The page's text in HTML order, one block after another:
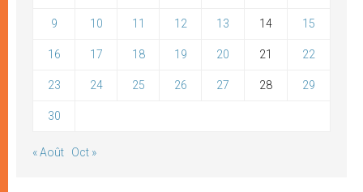
9 10 11 12 13 14 15
16 17 18 19 20 21 22
23 24 25 26 27 28 29
30
« Août Oct »